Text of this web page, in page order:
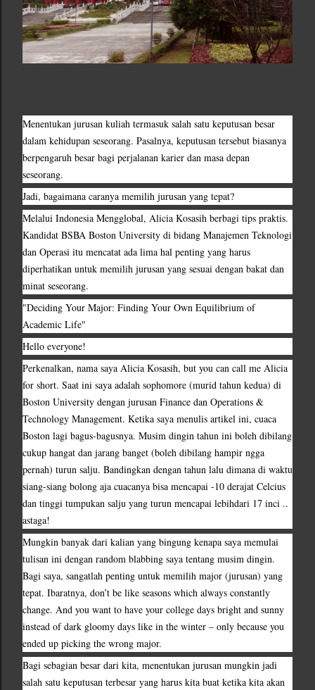
Menentukan jurusan kuliah termasuk salah satu keputusan besar
dalam kehidupan seseorang. Pasalnya, keputusan tersebut biasanya
berpengaruh besar bagi perjalanan karier dan masa depan
seseorang.
Jadi, bagaimana caranya memilih jurusan yang tepat?
Melalui Indonesia Mengglobal, Alicia Kosasih berbagi tips praktis.
Kandidat BSBA Boston University di bidang Manajemen Teknologi
dan Operasi itu mencatat ada lima hal penting yang harus
diperhatikan untuk memilih jurusan yang sesuai dengan bakat dan
minat seseorang.
"Deciding Your Major: Finding Your Own Equilibrium of
Academic Life"
Hello everyone!
Perkenalkan, nama saya Alicia Kosasih, but you can call me Alicia
for short. Saat ini saya adalah sophomore (murid tahun kedua) di
Boston University dengan jurusan Finance dan Operations &
Technology Management. Ketika saya menulis artikel ini, cuaca
Boston lagi bagus-bagusnya. Musim dingin tahun ini boleh dibilang
cukup hangat dan jarang banget (boleh dibilang hampir ngga
pernah) turun salju. Bandingkan dengan tahun lalu dimana di waktu
siang-siang bolong aja cuacanya bisa mencapai -10 derajat Celcius
dan tinggi tumpukan salju yang turun mencapai lebihdari 17 inci ..
astaga!
Mungkin banyak dari kalian yang bingung kenapa saya memulai
tulisan ini dengan random blabbing saya tentang musim dingin.
Bagi saya, sangatlah penting untuk memilih major (jurusan) yang
tepat. Ibaratnya, don’t be like seasons which always constantly
change. And you want to have your college days bright and sunny
instead of dark gloomy days like in the winter – only because you
ended up picking the wrong major.
Bagi sebagian besar dari kita, menentukan jurusan mungkin jadi
salah satu keputusan terbesar yang harus kita buat ketika kita akan